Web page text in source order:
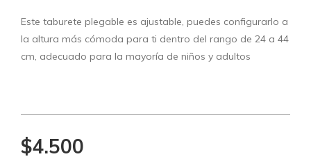
Este taburete plegable es ajustable, puedes configurarlo a
la altura más cómoda para ti dentro del rango de 24 a 44
cm, adecuado para la mayoría de niños y adultos
$4.500